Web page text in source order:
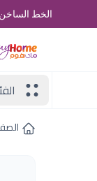
الخط الساخن: